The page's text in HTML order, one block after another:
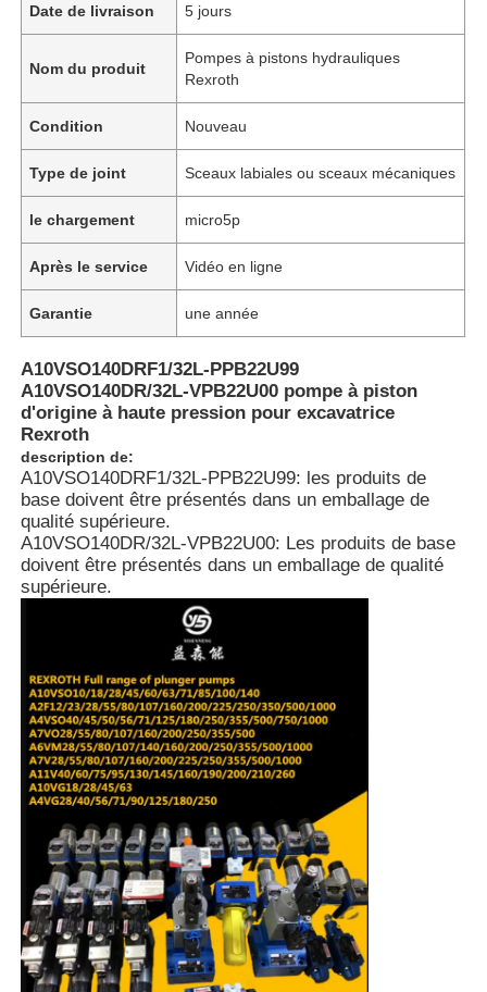
À la maison
Produits
Vidéos
À propos de nous
Contrôle de qualité
Nous contacter
Nouvelles
Les affaires
Demandez un devis
Date de livraison 5 jours
Nom du produit
Pompes à pistons hydrauliques
Rexroth
Condition Nouveau
Type de joint Sceaux labiales ou sceaux mécaniques
le chargement micro5p
Après le service Vidéo en ligne
Garantie une année
A10VSO140DRF1/32L-PPB22U99
A10VSO140DR/32L-VPB22U00 pompe à piston
d'origine à haute pression pour excavatrice
Rexroth
description de:
A10VSO140DRF1/32L-PPB22U99: les produits de
base doivent être présentés dans un emballage de
qualité supérieure.
A10VSO140DR/32L-VPB22U00: Les produits de base
doivent être présentés dans un emballage de qualité
supérieure.